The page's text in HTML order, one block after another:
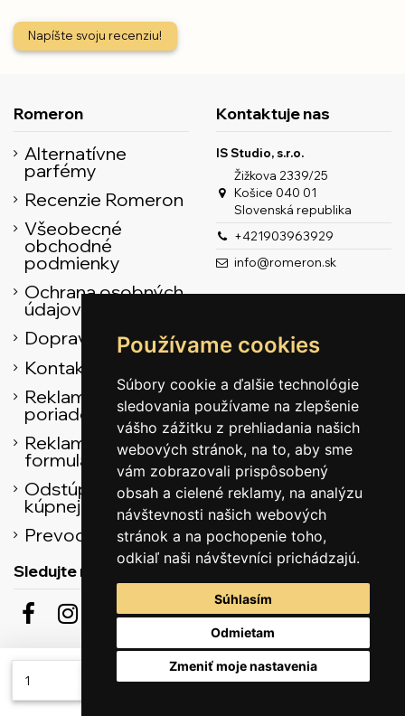
Používame cookies
Súbory cookie a ďalšie technológie
sledovania používame na zlepšenie
vášho zážitku z prehliadania našich
webových stránok, na to, aby sme
vám zobrazovali prispôsobený
obsah a cielené reklamy, na analýzu
návštevnosti našich webových
stránok a na pochopenie toho,
odkiaľ naši návštevníci prichádzajú.
Súhlasím
Odmietam
Zmeniť moje nastavenia
Pridať do košíka
Napíšte svoju recenziu!
Romeron
Alternatívne
parfémy
Recenzie Romeron
Všeobecné
obchodné
podmienky
Ochrana osobných
údajov
Doprava
Kontaktné údaje
Reklamačný
poriadok
Reklamačný
formulár
Odstúpenie od
kúpnej zmluvy
Prevodník
Kontaktuje nas
IS Studio, s.r.o.
Žižkova 2339/25
Košice 040 01
Slovenská republika
+421903963929
info@romeron.sk
Sledujte nás
Odber noviniek